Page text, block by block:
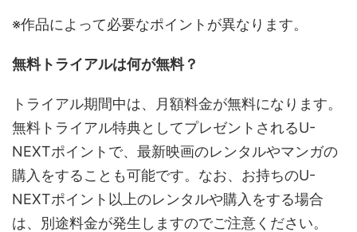
※作品によって必要なポイントが異なります。
無料トライアルは何が無料？
トライアル期間中は、月額料金が無料になります。
無料トライアル特典としてプレゼントされるU-
NEXTポイントで、最新映画のレンタルやマンガの
購入をすることも可能です。なお、お持ちのU-
NEXTポイント以上のレンタルや購入をする場合
は、別途料金が発生しますのでご注意ください。